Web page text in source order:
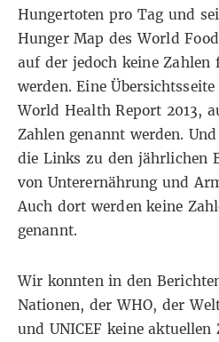
Hungertoten pro Tag und
Hunger Map des World
auf der jedoch keine Zahlen
werden. EineÜbersichtsseite
World Health Report 2013,
Zahlen genannt werden.
die Links zu den jährlichen
von Unterernährung und
Auch dort werden keine
genannt.
Wir konnten in den
Nationen, der WHO, der
und UNICEF keine aktuellen